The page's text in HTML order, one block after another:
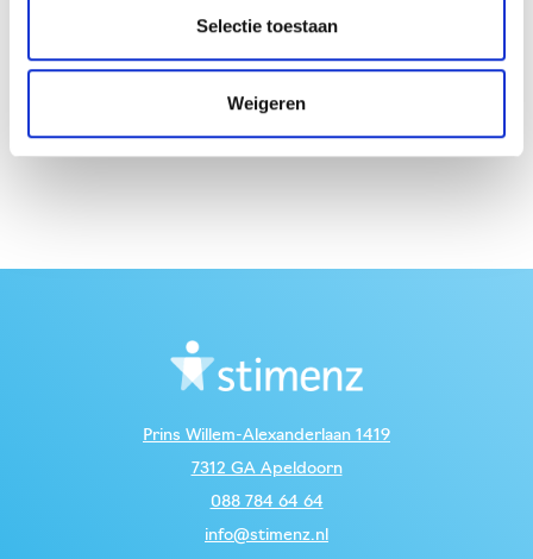
Selectie toestaan
Weigeren
Lees hier hetjaarbericht
Prins Willem-Alexanderlaan 1419
7312 GA Apeldoorn
088 784 64 64
info@stimenz.nl